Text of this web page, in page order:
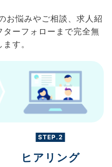
お悩みやご相談、求人紹
ーフォローまで完全無
す。
STEP.2
ヒアリング